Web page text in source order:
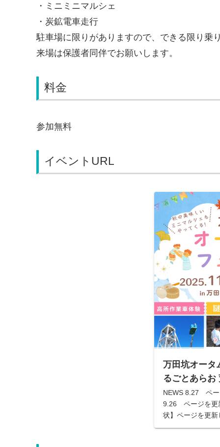
・ミニミニマルシェ
・炭鉱電車走行
駐車場に限りがありますので、できる限り乗
来場は保護者同伴でお願いします。
料金
参加無料
イベントURL
万田坑オータ
るごとあらお
NEWS 8.27 ペー
9.26 ページを更
状】ページを更
ッチ 挑戦状！！